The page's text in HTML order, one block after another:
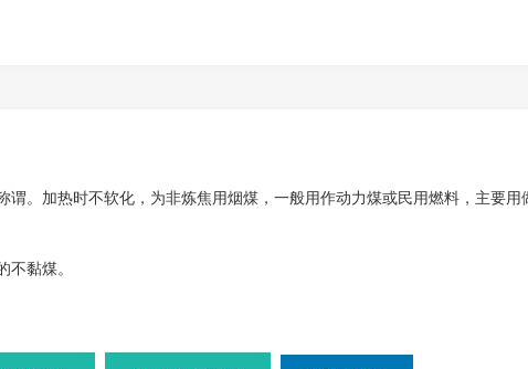
。加热时不软化，为非炼焦用烟煤，一般用作动力煤或民用燃料，主要用
黏煤。